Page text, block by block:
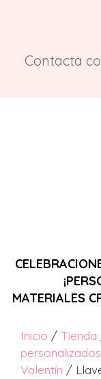
Contacta
MATERIALES
Inicio / Tienda
personalizados
Valentín /